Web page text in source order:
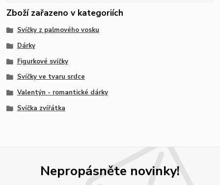
Zboží zařazeno v kategoriích
Svíčky z palmového vosku
Dárky
Figurkové svíčky
Svíčky ve tvaru srdce
Valentýn - romantické dárky
Svíčka zvířátka
Nepropásněte novinky!